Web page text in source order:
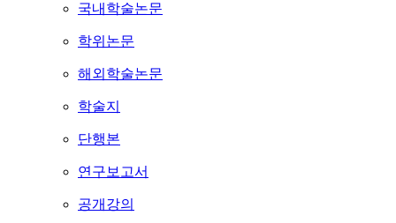
국내학술논문
학위논문
해외학술논문
학술지
단행본
연구보고서
공개강의